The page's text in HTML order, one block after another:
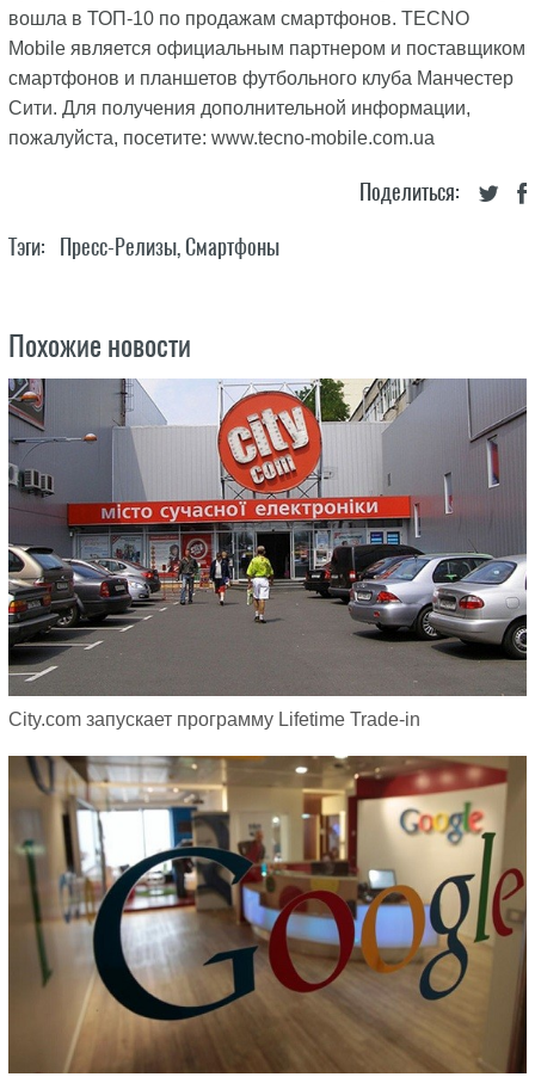
вошла в ТОП-10 по продажам смартфонов. TECNO
Mobile является официальным партнером и поставщиком
смартфонов и планшетов футбольного клуба Манчестер
Сити. Для получения дополнительной информации,
пожалуйста, посетите: www.tecno-mobile.com.ua
Поделиться:
Тэги: Пресс-Релизы,Смартфоны
Похожие новости
City.com запускает программу Lifetime Trade-in